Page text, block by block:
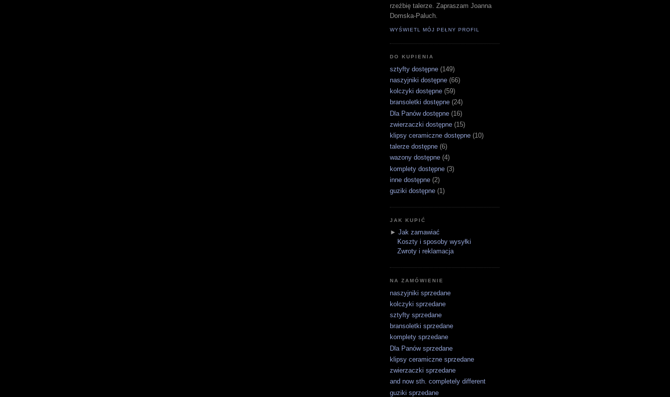
rzeźbię talerze. Zapraszam Joanna
Domska-Paluch.
WYŚWIETL MÓJ PEŁNY PROFIL
DO KUPIENIA
sztyfty dostępne (149)
naszyjniki dostępne (66)
kolczyki dostępne (59)
bransoletki dostępne (24)
Dla Panów dostępne (16)
zwierzaczki dostępne (15)
klipsy ceramiczne dostępne (10)
talerze dostępne (6)
wazony dostępne (4)
komplety dostępne (3)
inne dostępne (2)
guziki dostępne (1)
JAK KUPIĆ
► Jak zamawiać
Koszty i sposoby wysyłki
Zwroty i reklamacja
NA ZAMÓWIENIE
naszyjniki sprzedane
kolczyki sprzedane
sztyfty sprzedane
bransoletki sprzedane
komplety sprzedane
Dla Panów sprzedane
klipsy ceramiczne sprzedane
zwierzaczki sprzedane
and now sth. completely different
guziki sprzedane